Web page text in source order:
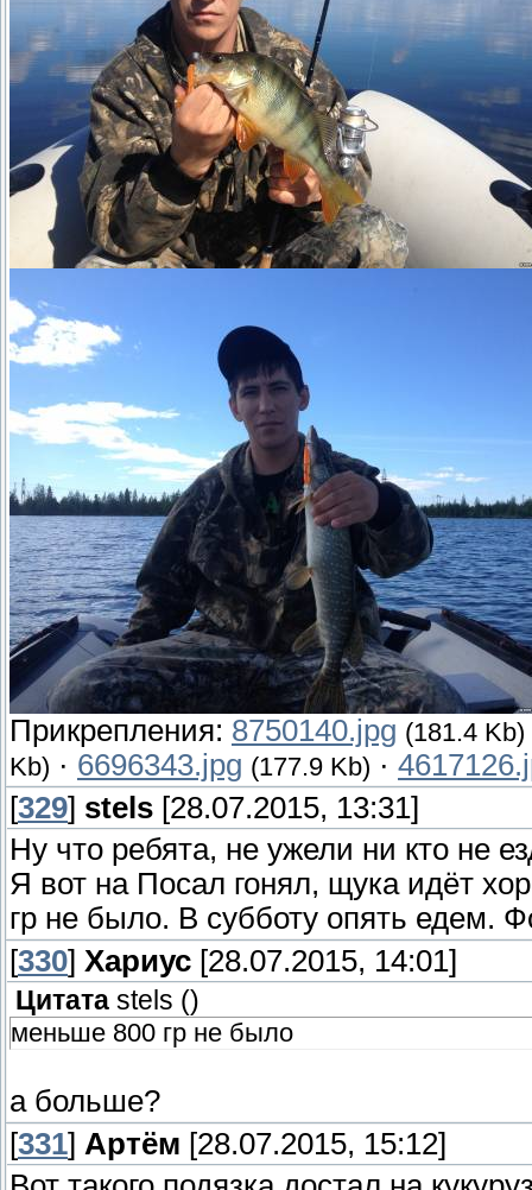
Прикрепления: 8750140.jpg (181.4 Kb)
Kb) · 6696343.jpg (177.9 Kb) ·
[329] stels [28.07.2015, 13:31]
Ну что ребята, не ужели ни кто не
Я вот на Посал гонял, щука идёт
гр не было. В субботу опять едем.
[330] Хариус [28.07.2015, 14:01]
Цитата stels ()
меньше 800 гр не было
а больше?
[331] Артём [28.07.2015, 15:12]